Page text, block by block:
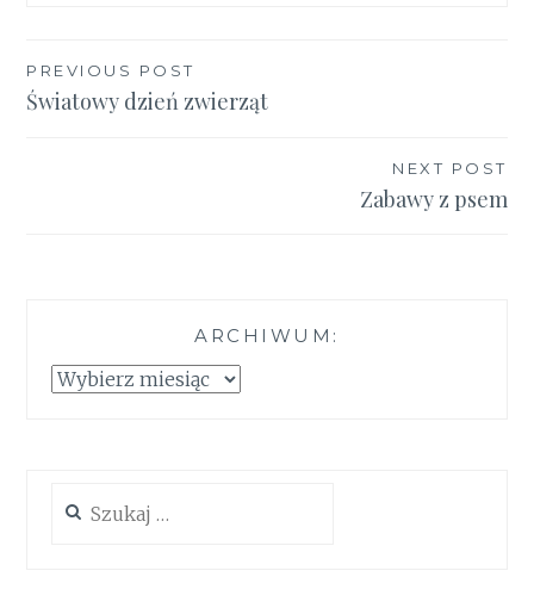
Nawigacja
wpisu
PREVIOUS POST
Światowy dzień zwierząt
NEXT POST
Zabawy z psem
ARCHIWUM:
Archiwum: